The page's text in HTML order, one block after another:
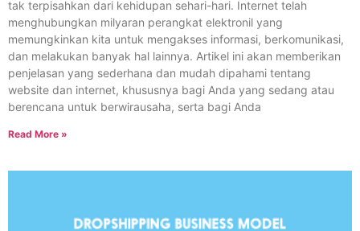
tak terpisahkan dari kehidupan sehari-hari. Internet telah
menghubungkan milyaran perangkat elektronil yang
memungkinkan kita untuk mengakses informasi, berkomunikasi,
dan melakukan banyak hal lainnya. Artikel ini akan memberikan
penjelasan yang sederhana dan mudah dipahami tentang
website dan internet, khususnya bagi Anda yang sedang atau
berencana untuk berwirausaha, serta bagi Anda
Read More »